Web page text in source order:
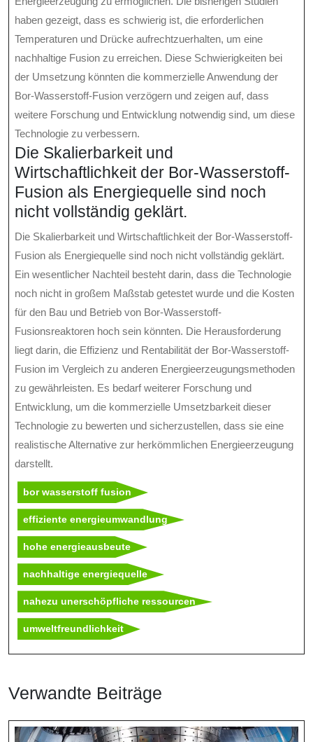
haben gezeigt, dass es schwierig ist, die erforderlichen
Temperaturen und Drücke aufrechtzuerhalten, um eine
nachhaltige Fusion zu erreichen. Diese Schwierigkeiten bei
der Umsetzung könnten die kommerzielle Anwendung der
Bor-Wasserstoff-Fusion verzögern und zeigen auf, dass
weitere Forschung und Entwicklung notwendig sind, um diese
Technologie zu verbessern.
Die Skalierbarkeit und
Wirtschaftlichkeit der Bor-Wasserstoff-
Fusion als Energiequelle sind noch
nicht vollständig geklärt.
Die Skalierbarkeit und Wirtschaftlichkeit der Bor-Wasserstoff-
Fusion als Energiequelle sind noch nicht vollständig geklärt.
Ein wesentlicher Nachteil besteht darin, dass die Technologie
noch nicht in großem Maßstab getestet wurde und die Kosten
für den Bau und Betrieb von Bor-Wasserstoff-
Fusionsreaktoren hoch sein könnten. Die Herausforderung
liegt darin, die Effizienz und Rentabilität der Bor-Wasserstoff-
Fusion im Vergleich zu anderen Energieerzeugungsmethoden
zu gewährleisten. Es bedarf weiterer Forschung und
Entwicklung, um die kommerzielle Umsetzbarkeit dieser
Technologie zu bewerten und sicherzustellen, dass sie eine
realistische Alternative zur herkömmlichen Energieerzeugung
darstellt.
bor wasserstoff fusion
effiziente energieumwandlung
hohe energieausbeute
nachhaltige energiequelle
nahezu unerschöpfliche ressourcen
umweltfreundlichkeit
Verwandte Beiträge